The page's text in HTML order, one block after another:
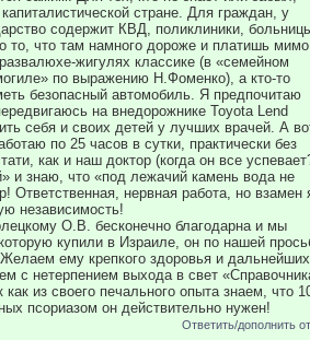
стране. Для граждан, у
содержит КВД, поликлиники,
то, что там намного дороже и платишь мимо
жигулях классике (в «семейном
по выражению Н.Фоменко), а кто-то
безопасный автомобиль. Я предпочитаю
на внедорожнике Toyota Lend
себя и своих детей у лучших врачей. А
по 25 часов в сутки, практически без
как и наш доктор (когда он все
и знаю, что «под лежачий камень вода не
Ответственная, нервная работа, но взамен
независимость!
О.В. бесконечно благодарна и мы
купили в Израиле, он по нашей
ему крепкого здоровья и дальнейших
с нетерпением выхода в свет
как из своего печального опыта знаем, что
псориазом он действительно нужен!
Ответить/дополнить